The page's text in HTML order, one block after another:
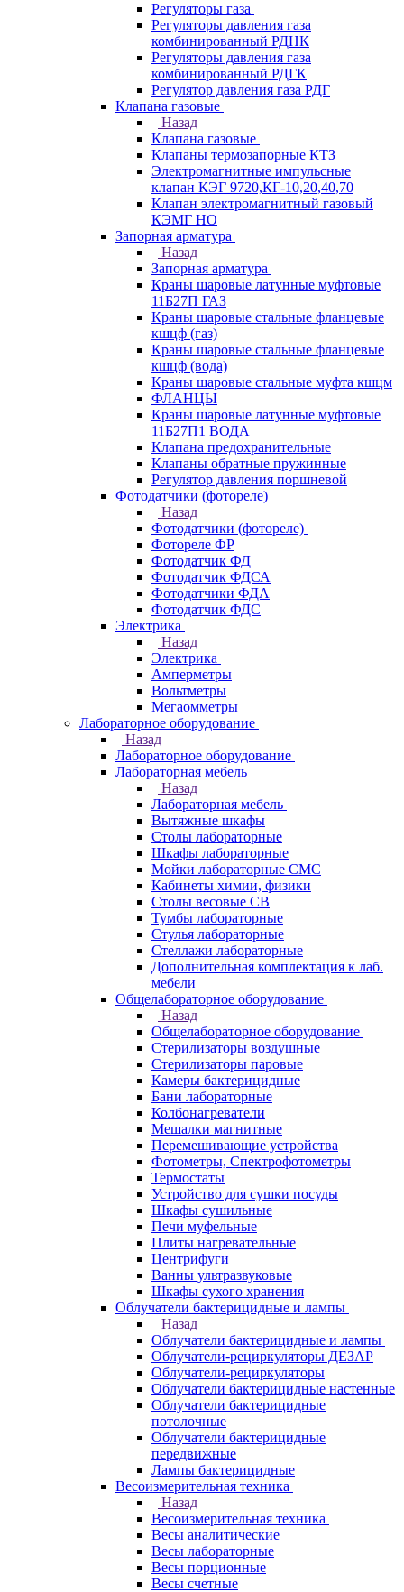
Регуляторы газа
Регуляторы давления газа
комбинированный РДНК
Регуляторы давления газа
комбинированный РДГК
Регулятор давления газа РДГ
Клапана газовые
Назад
Клапана газовые
Клапаны термозапорные КТЗ
Электромагнитные импульсные
клапан КЭГ 9720,КГ-10,20,40,70
Клапан электромагнитный газовый
КЭМГ НО
Запорная арматура
Назад
Запорная арматура
Краны шаровые латунные муфтовые
11Б27П ГАЗ
Краны шаровые стальные фланцевые
кшцф (газ)
Краны шаровые стальные фланцевые
кшцф (вода)
Краны шаровые стальные муфта кшцм
ФЛАНЦЫ
Краны шаровые латунные муфтовые
11Б27П1 ВОДА
Клапана предохранительные
Клапаны обратные пружинные
Регулятор давления поршневой
Фотодатчики (фотореле)
Назад
Фотодатчики (фотореле)
Фотореле ФР
Фотодатчик ФД
Фотодатчик ФДСА
Фотодатчики ФДА
Фотодатчик ФДС
Электрика
Назад
Электрика
Амперметры
Вольтметры
Мегаомметры
Лабораторное оборудование
Назад
Лабораторное оборудование
Лабораторная мебель
Назад
Лабораторная мебель
Вытяжные шкафы
Столы лабораторные
Шкафы лабораторные
Мойки лабораторные СМС
Кабинеты химии, физики
Столы весовые СВ
Тумбы лабораторные
Стулья лабораторные
Стеллажи лабораторные
Дополнительная комплектация к лаб.
мебели
Общелабораторное оборудование
Назад
Общелабораторное оборудование
Стерилизаторы воздушные
Стерилизаторы паровые
Камеры бактерицидные
Бани лабораторные
Колбонагреватели
Мешалки магнитные
Перемешивающие устройства
Фотометры, Спектрофотометры
Термостаты
Устройство для сушки посуды
Шкафы сушильные
Печи муфельные
Плиты нагревательные
Центрифуги
Ванны ультразвуковые
Шкафы сухого хранения
Облучатели бактерицидные и лампы
Назад
Облучатели бактерицидные и лампы
Облучатели-рециркуляторы ДЕЗАР
Облучатели-рециркуляторы
Облучатели бактерицидные настенные
Облучатели бактерицидные
потолочные
Облучатели бактерицидные
передвижные
Лампы бактерицидные
Весоизмерительная техника
Назад
Весоизмерительная техника
Весы аналитические
Весы лабораторные
Весы порционные
Весы счетные